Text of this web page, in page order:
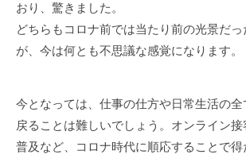
おり、驚きました。
どちらもコロナ前では当たり前の光景だ
が、今は何とも不思議な感覚になります。
今となっては、仕事の仕方や日常生活の全
戻ることは難しいでしょう。オンライン
普及など、コロナ時代に順応することで